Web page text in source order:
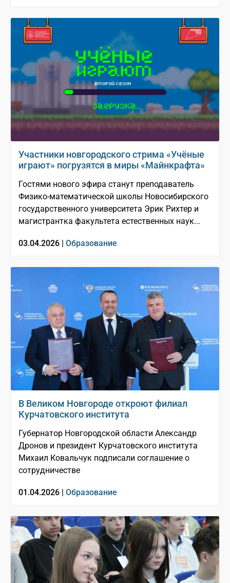
Участники новгородского стрима «Учёные
играют» погрузятся в миры «Майнкрафта»
Гостями нового эфира станут преподаватель
Физико-математической школы Новосибирского
государственного университета Эрик Рихтер и
магистрантка факультета естественных наук...
03.04.2026 | Образование
В Великом Новгороде откроют филиал
Курчатовского института
Губернатор Новгородской области Александр
Дронов и президент Курчатовского института
Михаил Ковальчук подписали соглашение о
сотрудничестве
01.04.2026 | Образование